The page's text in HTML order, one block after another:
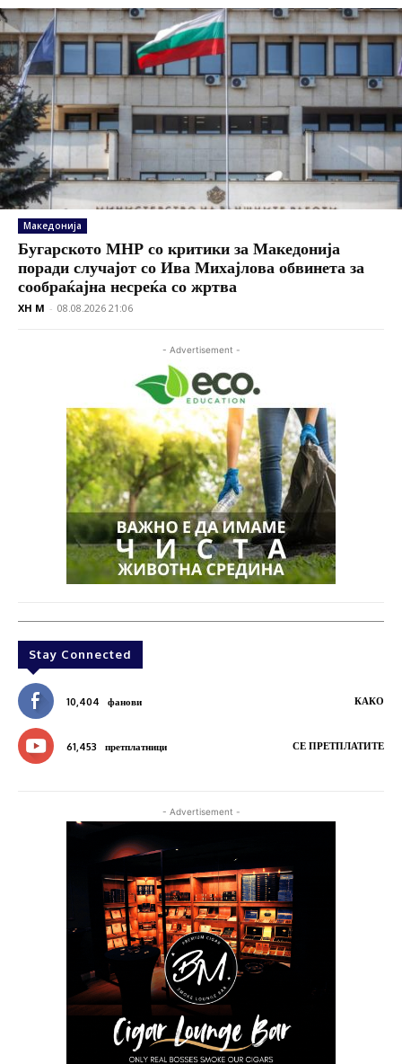
Македонија
Бугарското МНР со критики за Македонија
поради случајот со Ива Михајлова обвинета за
сообраќајна несреќа со жртва
XH M - 08.08.2026 21:06
- Advertisement -
Stay Connected
10,404 фанови КАКО
61,453 претплатници СЕ ПРЕТПЛАТИТЕ
- Advertisement -